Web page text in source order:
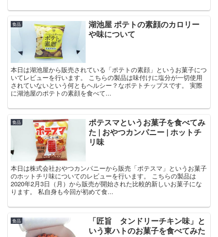
食品
湖池屋 ポテトの素顔のカロリー
や味について
本日は湖池屋から販売されている「ポテトの素顔」というお菓子につ
いてレビューを行います。 こちらの製品は味付けに塩分が一切使用
されていないという何ともヘルシー？なポテトチップスです。 実際
に湖池屋のポテトの素顔を食べて...
食品
ポテスマというお菓子を食べてみ
た | おやつカンパニー | ホットチ
リ味
本日は株式会社おやつカンパニーから販売「ポテスマ」というお菓子
のホットチリ味についてのレビューを行います。 こちらの製品は
2020年2月3日（月）から販売が開始された比較的新しいお菓子にな
ります。 私自身も今回が初めて食...
食品
「匠旨 タンドリーチキン味」と
いう東ハトのお菓子を食べてみた